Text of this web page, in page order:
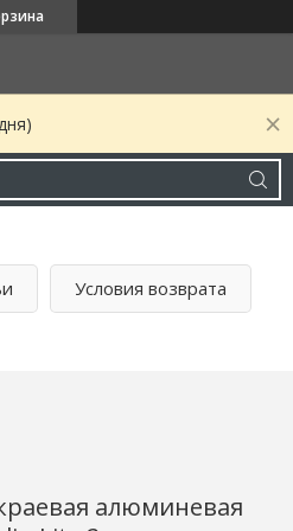
Условия возврата
алюминевая